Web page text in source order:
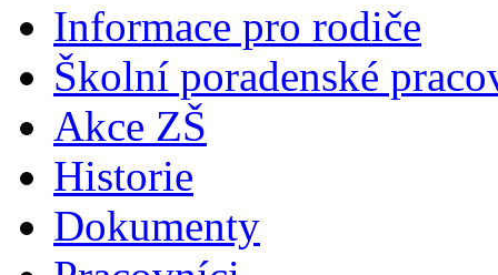
Informace pro rodiče
Školní poradenské
Akce ZŠ
Historie
Dokumenty